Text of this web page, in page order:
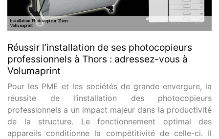
Réussir l’installation de ses photocopieurs
professionnels à Thors : adressez-vous à
Volumaprint
Pour les PME et les sociétés de grande envergure, la
réussite de l’installation des photocopieurs
professionnels a un impact majeur dans la productivité
de la structure. Le fonctionnement optimal des
appareils conditionne la compétitivité de celle-ci. Il